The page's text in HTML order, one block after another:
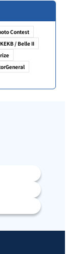
Contest
/ Belle II